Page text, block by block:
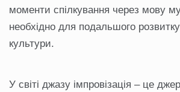
моменти спілкування через мову
необхідно для подальшого
культури.
У світі джазу імпровізація – це